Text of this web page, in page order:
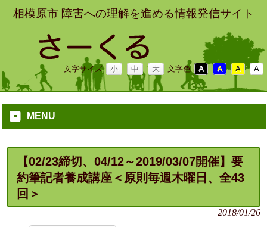
相模原市 障害への理解を進める情報発信サイト
文字サイズ 小 中 大 文字色 A A A A
MENU
【02/23締切、04/12～2019/03/07開催】要
約筆記者養成講座＜原則毎週木曜日、全43
回＞
2018/01/26